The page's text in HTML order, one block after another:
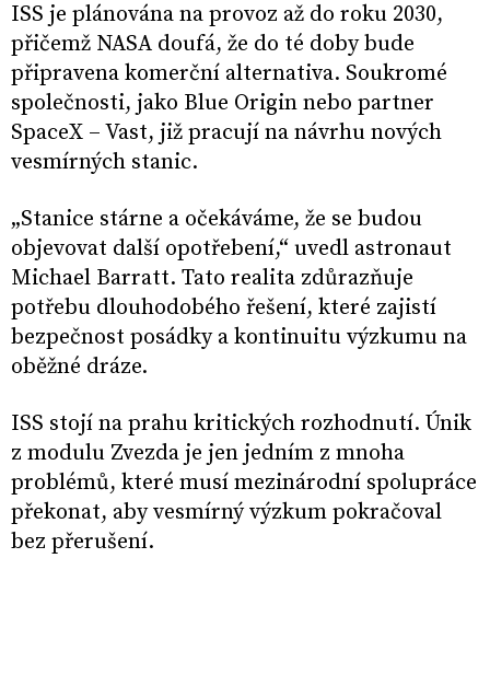
ISS je plánována na provoz až do roku 2030,
přičemž NASA doufá, že do té doby bude
připravena komerční alternativa. Soukromé
společnosti, jako Blue Origin nebo partner
SpaceX – Vast, již pracují na návrhu nových
vesmírných stanic.
„Stanice stárne a očekáváme, že se budou
objevovat další opotřebení,“ uvedl astronaut
Michael Barratt. Tato realita zdůrazňuje
potřebu dlouhodobého řešení, které zajistí
bezpečnost posádky a kontinuitu výzkumu na
oběžné dráze.
ISS stojí na prahu kritických rozhodnutí. Únik
z modulu Zvezda je jen jedním z mnoha
problémů, které musí mezinárodní spolupráce
překonat, aby vesmírný výzkum pokračoval
bez přerušení.